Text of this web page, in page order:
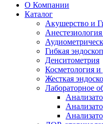
О Компании
Каталог
Акушерство и
Гибкая
Денситометрия
Косметология
Жесткая
Лабораторное